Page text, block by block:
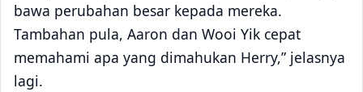
bawa perubahan besar kepada mereka.
Tambahan pula, Aaron dan Wooi Yik cepat
memahami apa yang dimahukan Herry,” jelasnya
lagi.